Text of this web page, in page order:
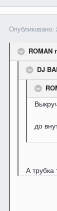
Опубликовано:
ROMAN
DJ
до
А трубка